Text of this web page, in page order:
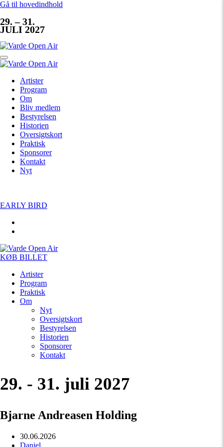
Gå til hovedindhold
29. – 31.
JULI 2027
Artister
Program
Om
Bliv medlem
Bestyrelsen
Historien
Oversigtskort
Praktisk
Sponsorer
Kontakt
Nyt
EARLY BIRD
KØB BILLET
Artister
Program
Praktisk
Om
Nyt
Oversigtskort
Bestyrelsen
Historien
Sponsorer
Kontakt
29. - 31. juli 2027
Bjarne Andreasen Holding
30.06.2026